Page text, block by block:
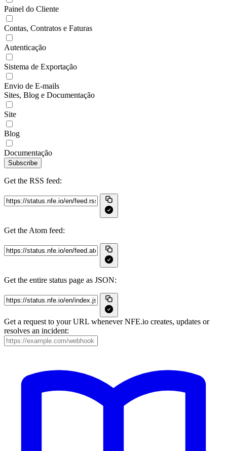
Painel do Cliente
Contas, Contratos e Faturas
Autenticação
Sistema de Exportação
Envio de E-mails
Sites, Blog e Documentação
Site
Blog
Documentação
Subscribe
Get the RSS feed:
Get the Atom feed:
Get the entire status page as JSON:
Get a request to your URL whenever NFE.io creates, updates or
resolves an incident: